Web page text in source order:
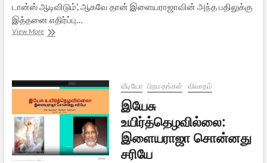
டான்ஸ் ஆடிவிடும்’, ஆகவே தான் இளையராஜாவின் அந்த பதிலுக்கு
இத்தனை எதிர்ப்பு…
View Moreஇளையராஜாவின்
வீடியோ பிறமதங்கள் விவாதம்
இயேசு
உயிர்த்தெழவில்லை:
இளையராஜா சொன்னது
சரியே